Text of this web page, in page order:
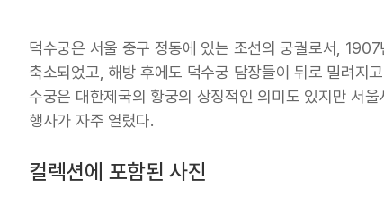
덕수궁은 서울 중구 정동에 있는 조선의 궁궐로서,
축소되었고, 해방 후에도 덕수궁 담장들이 뒤로 밀려지
수궁은 대한제국의 황궁의 상징적인 의미도 있지만 서
행사가 자주 열렸다.
컬렉션에 포함된 사진